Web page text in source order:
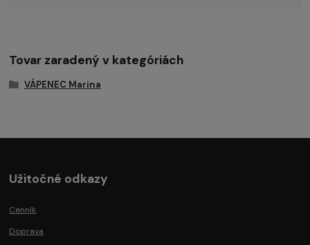
Tovar zaradený v kategóriách
VÁPENEC Marina
Užitočné odkazy
Cenník
Doprava